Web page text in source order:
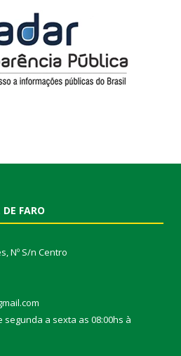
FARO
Nº S/n Centro
a sexta as 08:00hs à